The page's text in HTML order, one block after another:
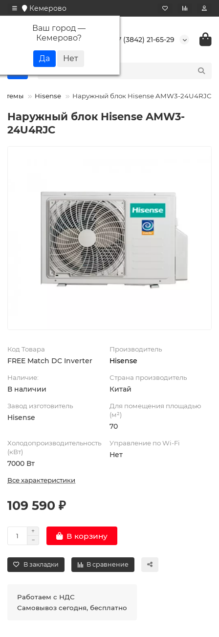
Кемерово
Ваш город —
Кемерово? +7 (3842) 21-65-29
Hisense Наружный блок Hisense AMW3-24U4RJC
Наружный блок Hisense AMW3-
24U4RJC
Код Товара
FREE Match DC Inverter
Производитель
Hisense
Наличие:
В наличии
Страна производитель
Китай
Завод изготовитель
Hisense
Для помещения площадью
(м²)
70
Холодопроизводительность
(кВт)
7000 Вт
Управление по Wi-Fi
Нет
Все характеристики
109 590 ₽
В корзину
В закладки В сравнение
Работаем с НДС
Самовывоз сегодня, бесплатно